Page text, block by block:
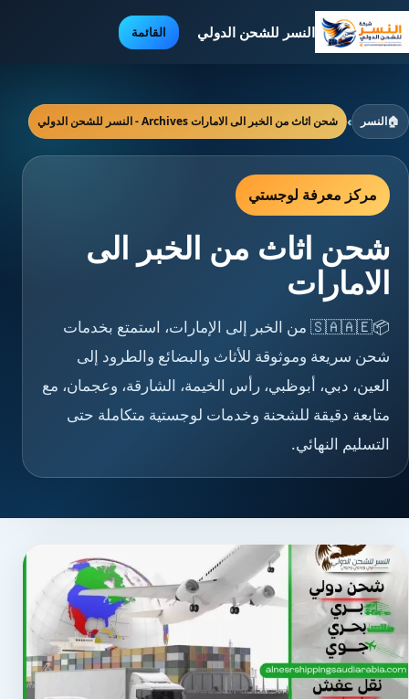
النسر للشحن الدولي القائمة
🏠النسر › شحن اثاث من الخبر الى الامارات Archives - النسر للشحن الدولي
مركز معرفة لوجستي
شحن اثاث من الخبر الى
الامارات
📦🇸🇦🇦🇪 من الخبر إلى الإمارات، استمتع بخدمات
شحن سريعة وموثوقة للأثاث والبضائع والطرود إلى
العين، دبي، أبوظبي، رأس الخيمة، الشارقة، وعجمان، مع
متابعة دقيقة للشحنة وخدمات لوجستية متكاملة حتى
التسليم النهائي.